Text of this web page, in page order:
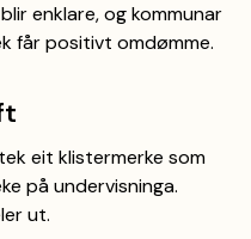
enklare, og kommunar
får positivt omdømme.
eit klistermerke som
på undervisninga.
ut.